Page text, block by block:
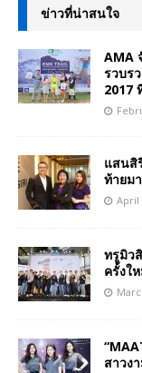
ข่าวที่น่าสนใจ
AMA
รวบร
2017
แสนสิ
ท้ายม
April
ทรูมิว
ครั้งใ
สาวง